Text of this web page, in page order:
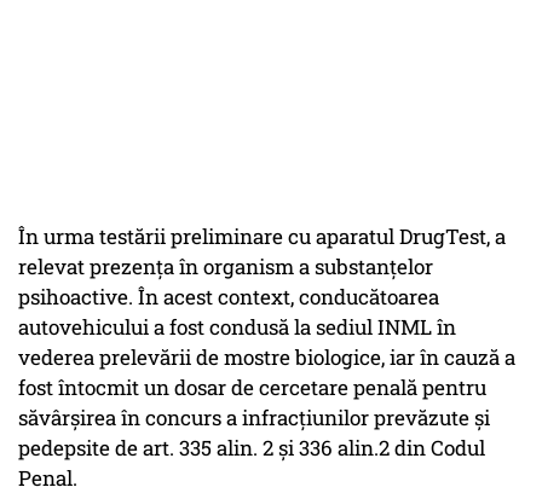
În urma testării preliminare cu aparatul DrugTest, a
relevat prezența în organism a substanțelor
psihoactive. În acest context, conducătoarea
autovehicului a fost condusă la sediul INML în
vederea prelevării de mostre biologice, iar în cauză a
fost întocmit un dosar de cercetare penală pentru
săvârșirea în concurs a infracțiunilor prevăzute și
pedepsite de art. 335 alin. 2 și 336 alin.2 din Codul
Penal.